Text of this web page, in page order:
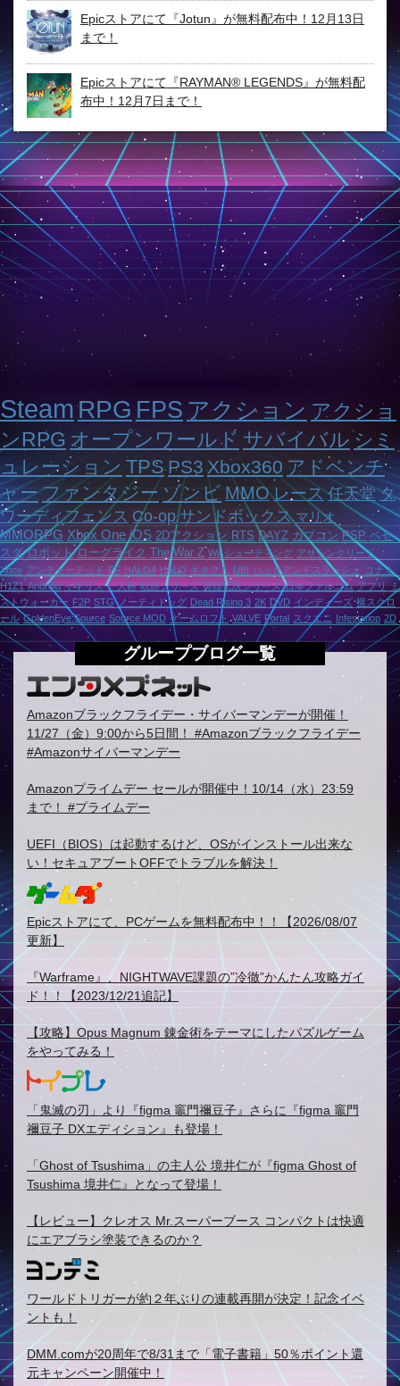
Epicストアにて『Jotun』が無料配布中！12月13日
まで！
Epicストアにて『RAYMAN® LEGENDS』が無料配
布中！12月7日まで！
SteamRPG FPS アクション アクショ
ンRPG オープンワールド サバイバル シミ
ュレーション TPS PS3 Xbox360 アドベンチ
ャーファンタジー ゾンビ MMOレース 任天堂 タ
ワーディフェンス Co-op サンドボックス マリオ
MMORPG Xbox One iOS 2Dアクション RTS DAYZ カプコン PSP ベセ
スダ ロボット ローグライク The War Z Wii シューティング アサシンクリード
Xbox アンチャーテッド FF HALO4 HALO キネクト UBI ハックアンドスラッシュ
コナミ
H1Z1 Android イギリス 一人称 軌跡シリーズ 英雄伝説シリーズ 日本ファルコム アプリ ミ
ストウォーカー F2P STG ノーティドッグ Dead Rising 3 2K DVD インディーズ 横スクロ
ール GoldenEye:Source Source MOD ゲームロフト VALVE Portal スクエニ Infestation 2D
グループブログ一覧
Amazonブラックフライデー・サイバーマンデーが開催！
11/27（金）9:00から5日間！ #Amazonブラックフライデー
#Amazonサイバーマンデー
Amazonプライムデー セールが開催中！10/14（水）23:59
まで！ #プライムデー
UEFI（BIOS）は起動するけど、OSがインストール出来な
い！セキュアブートOFFでトラブルを解決！
Epicストアにて、PCゲームを無料配布中！！【2026/08/07
更新】
『Warframe』、NIGHTWAVE課題の”冷徹”かんたん攻略ガイ
ド！！【2023/12/21追記】
【攻略】Opus Magnum 錬金術をテーマにしたパズルゲーム
をやってみる！
「鬼滅の刃」より『figma 竈門禰豆子』さらに『figma 竈門
禰豆子 DXエディション』も登場！
「Ghost of Tsushima」の主人公 境井仁が『figma Ghost of
Tsushima 境井仁』となって登場！
【レビュー】クレオス Mr.スーパーブース コンパクトは快適
にエアブラシ塗装できるのか？
ワールドトリガーが約２年ぶりの連載再開が決定！記念イベ
ントも！
DMM.comが20周年で8/31まで「電子書籍」50％ポイント還
元キャンペーン開催中！